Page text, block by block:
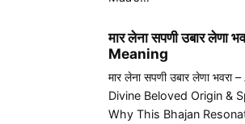
मार लेना सपणी उबार लेणा
Meaning
मार लेना सपणी उबार लेणा
Divine Beloved Origin &
Why This Bhajan